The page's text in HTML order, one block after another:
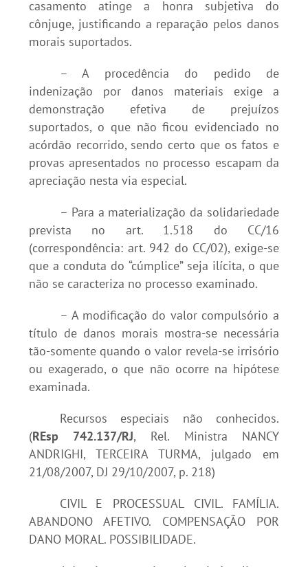
casamento atinge a honra subjetiva do
cônjuge, justificando a reparação pelos danos
morais suportados.
– A procedência do pedido de
indenização por danos materiais exige a
demonstração efetiva de prejuízos
suportados, o que não ficou evidenciado no
acórdão recorrido, sendo certo que os fatos e
provas apresentados no processo escapam da
apreciação nesta via especial.
– Para a materialização da solidariedade
prevista no art. 1.518 do CC/16
(correspondência: art. 942 do CC/02), exige-se
que a conduta do “cúmplice” seja ilícita, o que
não se caracteriza no processo examinado.
– A modificação do valor compulsório a
título de danos morais mostra-se necessária
tão-somente quando o valor revela-se irrisório
ou exagerado, o que não ocorre na hipótese
examinada.
Recursos especiais não conhecidos.
(REsp 742.137/RJ, Rel. Ministra NANCY
ANDRIGHI, TERCEIRA TURMA, julgado em
21/08/2007, DJ 29/10/2007, p. 218)
CIVIL E PROCESSUAL CIVIL. FAMÍLIA.
ABANDONO AFETIVO. COMPENSAÇÃO POR
DANO MORAL. POSSIBILIDADE.